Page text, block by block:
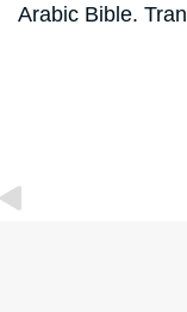
Arabic Bible.